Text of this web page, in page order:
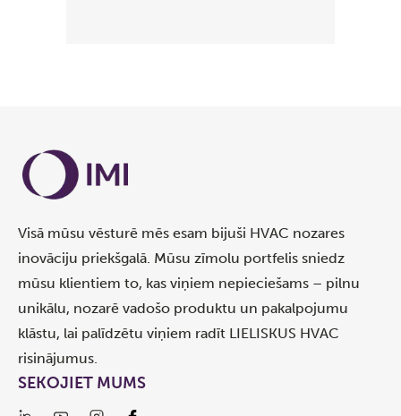
Visā mūsu vēsturē mēs esam bijuši HVAC nozares
inovāciju priekšgalā. Mūsu zīmolu portfelis sniedz
mūsu klientiem to, kas viņiem nepieciešams – pilnu
unikālu, nozarē vadošo produktu un pakalpojumu
klāstu, lai palīdzētu viņiem radīt LIELISKUS HVAC
risinājumus.
SEKOJIET MUMS